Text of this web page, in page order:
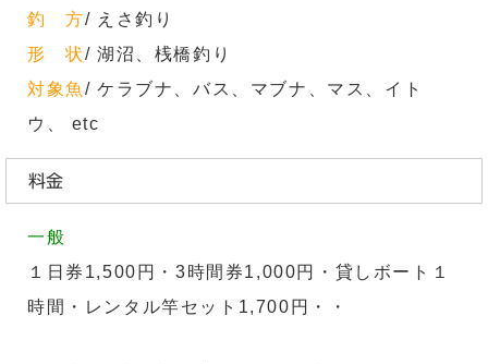
釣 方/ えさ釣り
形 状/ 湖沼、桟橋釣り
対象魚 / ケラブナ、バス、マブナ、マス、イト
ウ、 etc
料金
一般
１日券1,500円・3時間券1,000円・貸しボート１
時間・レンタル竿セット1,700円・・